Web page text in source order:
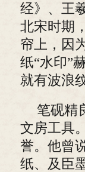
经》、王
北宋时期
帘上，因
纸“水印”
就有波浪
笔砚精
文房工具
誉。他曾
纸、及臣